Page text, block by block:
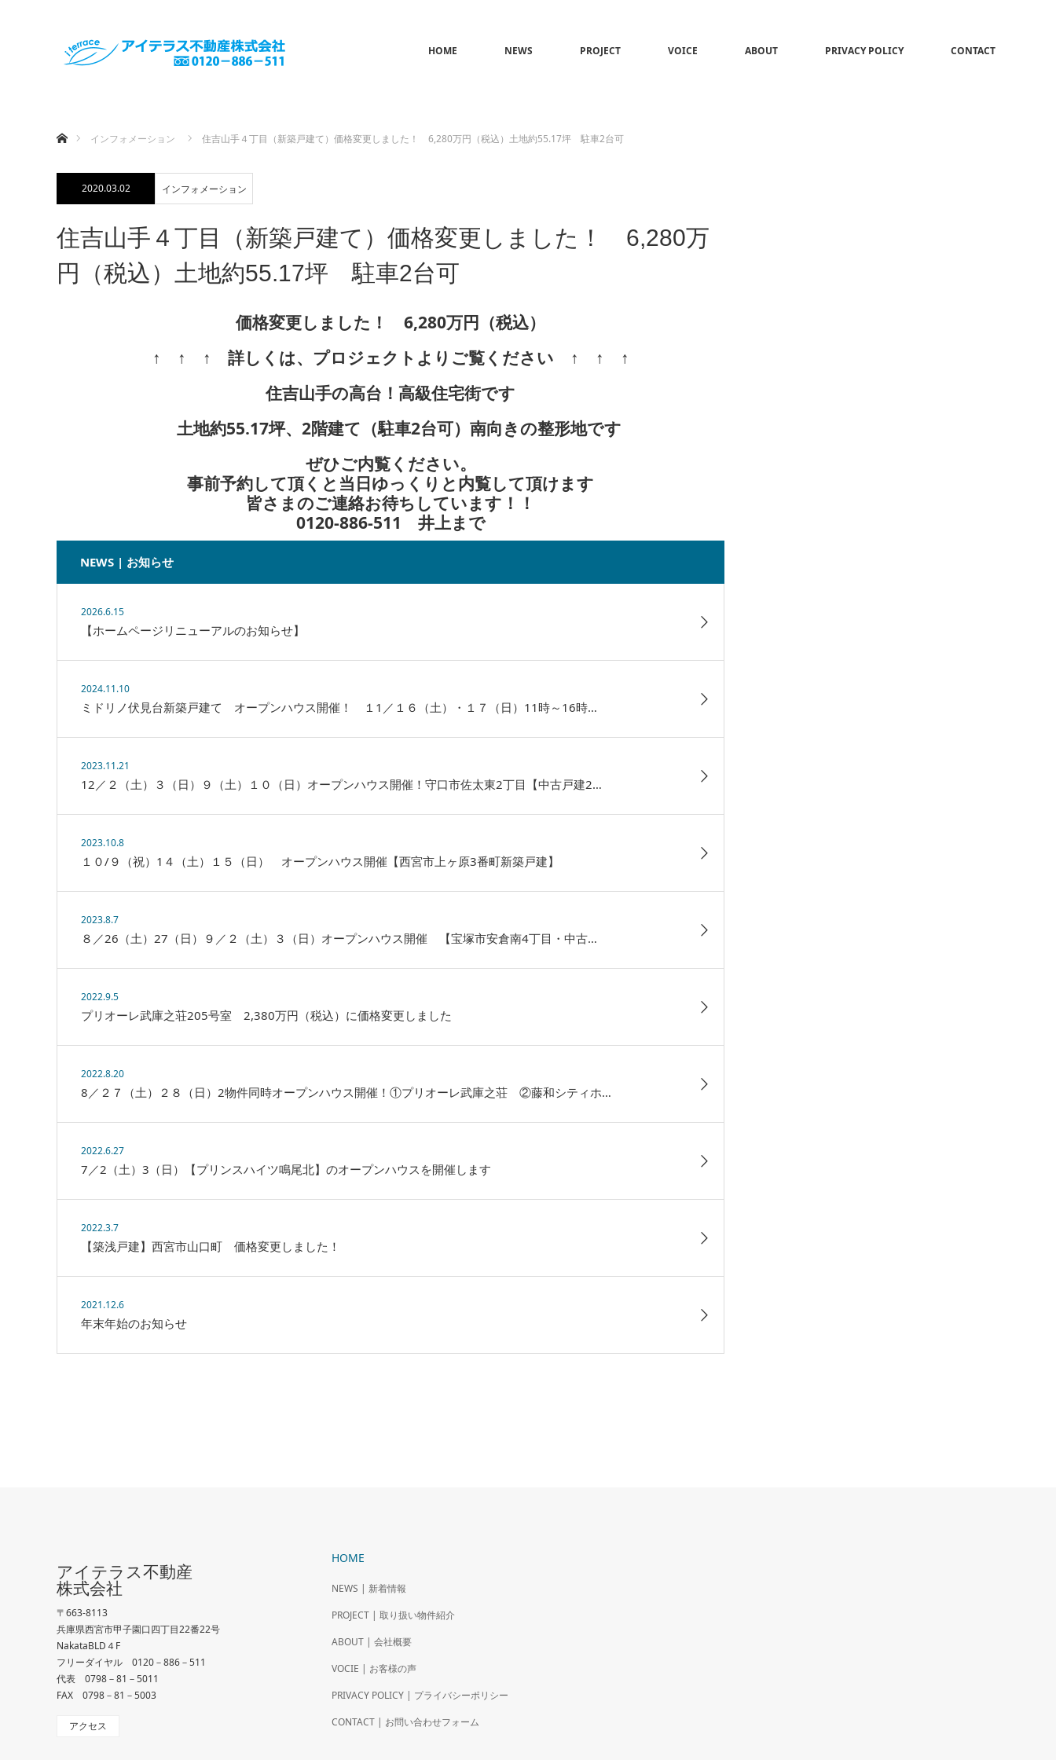
HOME NEWS PROJECT VOICE ABOUT PRIVACY POLICY CONTACT
インフォメーション
住吉山手４丁目（新築戸建て）価格変更しました！ 6,280万円（税込）土地約55.17坪 駐車2台可
2020.03.02 インフォメーション
住吉山手４丁目（新築戸建て）価格変更しました！ 6,280万
円（税込）土地約55.17坪 駐車2台可
価格変更しました！ 6,280万円（税込）
↑ ↑ ↑ 詳しくは、プロジェクトよりご覧ください ↑ ↑ ↑
住吉山手の高台！高級住宅街です
土地約55.17坪、2階建て（駐車2台可）南向きの整形地です
ぜひご内覧ください。
事前予約して頂くと当日ゆっくりと内覧して頂けます
皆さまのご連絡お待ちしています！！
0120-886-511 井上まで
NEWS | お知らせ
2026.6.15
【ホームページリニューアルのお知らせ】
2024.11.10
ミドリノ伏見台新築戸建て オープンハウス開催！ １1／１６（土）・１７（日）11時～16時…
2023.11.21
12／２（土）３（日）９（土）１０（日）オープンハウス開催！守口市佐太東2丁目【中古戸建2…
2023.10.8
１０/９（祝）1４（土）１５（日） オープンハウス開催【西宮市上ヶ原3番町新築戸建】
2023.8.7
８／26（土）27（日）９／２（土）３（日）オープンハウス開催 【宝塚市安倉南4丁目・中古…
2022.9.5
プリオーレ武庫之荘205号室 2,380万円（税込）に価格変更しました
2022.8.20
8／２７（土）２８（日）2物件同時オープンハウス開催！①プリオーレ武庫之荘 ②藤和シティホ…
2022.6.27
7／2（土）3（日）【プリンスハイツ鳴尾北】のオープンハウスを開催します
2022.3.7
【築浅戸建】西宮市山口町 価格変更しました！
2021.12.6
年末年始のお知らせ
HOME
NEWS | 新着情報
PROJECT | 取り扱い物件紹介
ABOUT | 会社概要
VOCIE | お客様の声
PRIVACY POLICY | プライバシーポリシー
CONTACT | お問い合わせフォーム
アイテラス不動産
株式会社
〒663-8113
兵庫県西宮市甲子園口四丁目22番22号
NakataBLD４F
フリーダイヤル 0120－886－511
代表 0798－81－5011
FAX 0798－81－5003
アクセス